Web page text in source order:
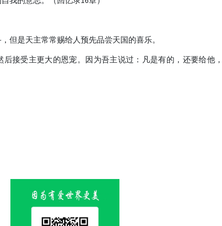
但是天主常常赐给人预先品尝天国的喜乐。
接受主更大的恩宠。因为吾主说过：凡是有的，还要给他